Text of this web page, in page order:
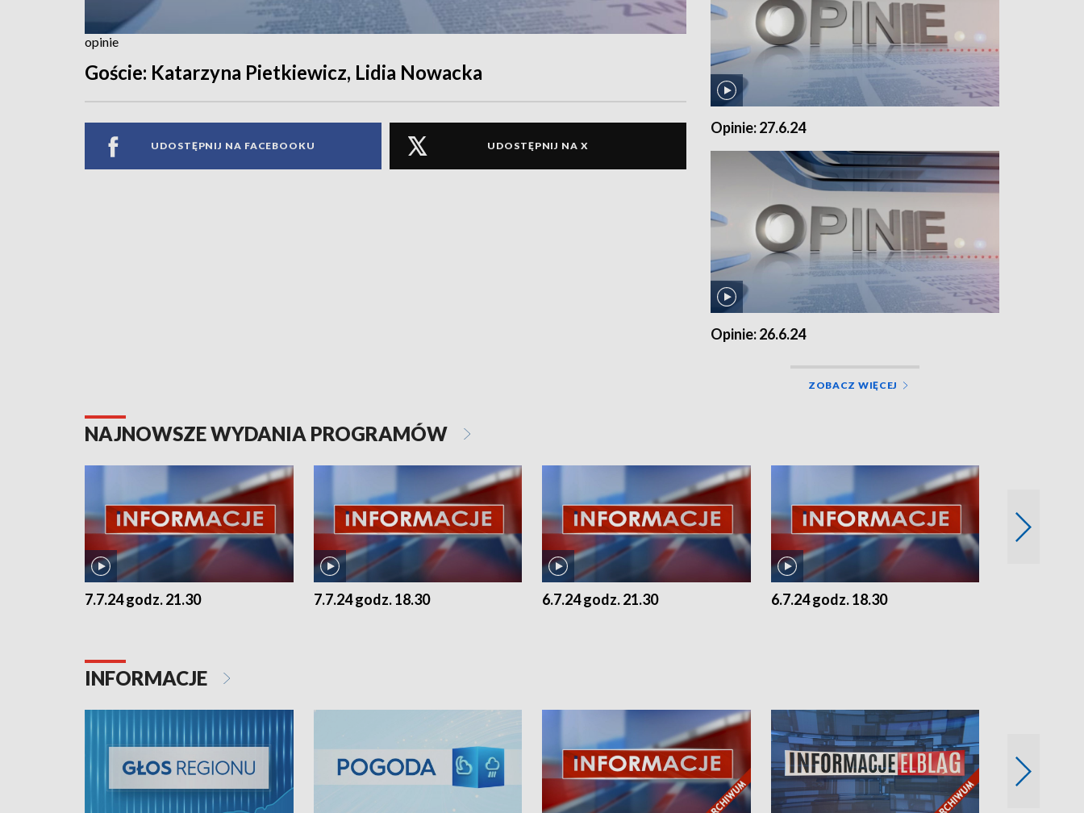
opinie
Goście: Katarzyna Pietkiewicz, Lidia Nowacka
UDOSTĘPNIJ NA FACEBOOKU UDOSTĘPNIJ NA X
Opinie: 27.6.24
Opinie: 26.6.24
ZOBACZ WIĘCEJ
NAJNOWSZE WYDANIA PROGRAMÓW
7.7.24 godz. 21.30 7.7.24 godz. 18.30 6.7.24 godz. 21.30 6.7.24 godz. 18.30
INFORMACJE